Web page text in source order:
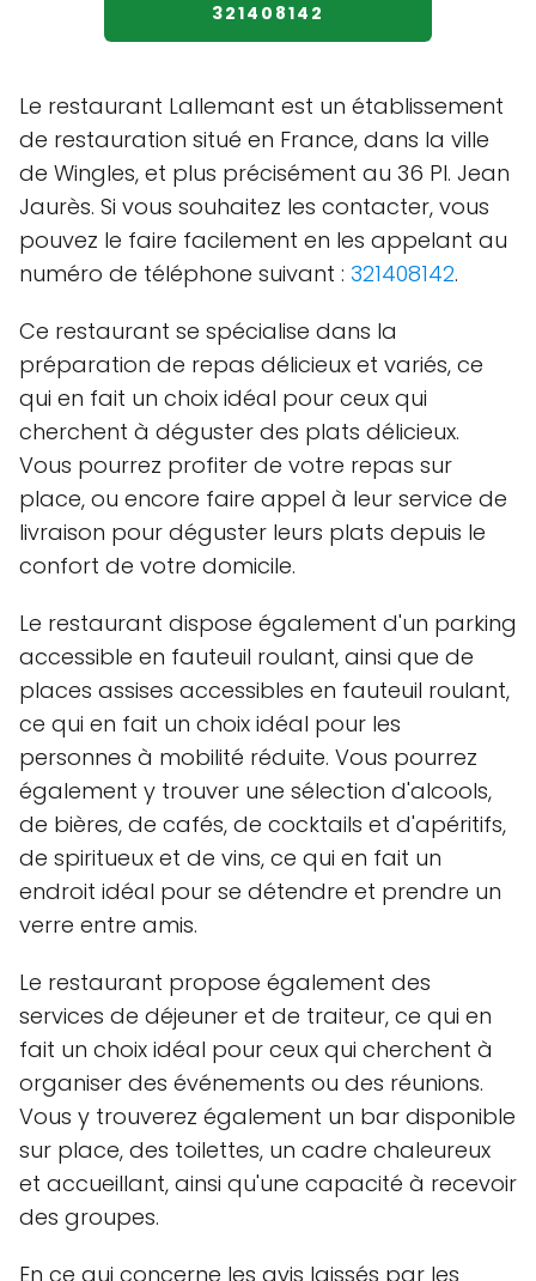
321408142
Le restaurant Lallemant est un établissement
de restauration situé en France, dans la ville
de Wingles, et plus précisément au 36 Pl. Jean
Jaurès. Si vous souhaitez les contacter, vous
pouvez le faire facilement en les appelant au
numéro de téléphone suivant : 321408142.
Ce restaurant se spécialise dans la
préparation de repas délicieux et variés, ce
qui en fait un choix idéal pour ceux qui
cherchent à déguster des plats délicieux.
Vous pourrez profiter de votre repas sur
place, ou encore faire appel à leur service de
livraison pour déguster leurs plats depuis le
confort de votre domicile.
Le restaurant dispose également d'un parking
accessible en fauteuil roulant, ainsi que de
places assises accessibles en fauteuil roulant,
ce qui en fait un choix idéal pour les
personnes à mobilité réduite. Vous pourrez
également y trouver une sélection d'alcools,
de bières, de cafés, de cocktails et d'apéritifs,
de spiritueux et de vins, ce qui en fait un
endroit idéal pour se détendre et prendre un
verre entre amis.
Le restaurant propose également des
services de déjeuner et de traiteur, ce qui en
fait un choix idéal pour ceux qui cherchent à
organiser des événements ou des réunions.
Vous y trouverez également un bar disponible
sur place, des toilettes, un cadre chaleureux
et accueillant, ainsi qu'une capacité à recevoir
des groupes.
En ce qui concerne les avis laissés par les